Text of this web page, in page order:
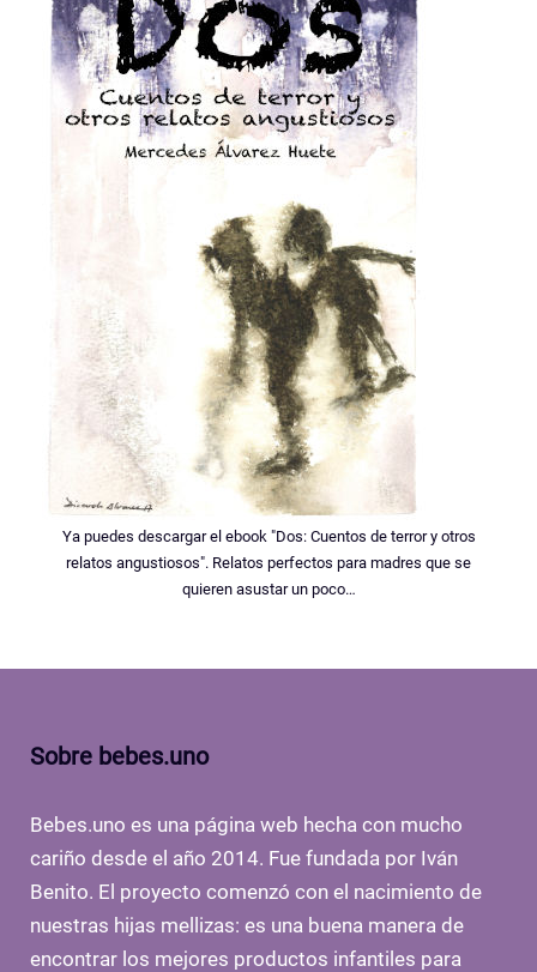
Ya puedes descargar el ebook "Dos: Cuentos de terror y otros
relatos angustiosos". Relatos perfectos para madres que se
quieren asustar un poco…
Sobre bebes.uno
Bebes.uno es una página web hecha con mucho
cariño desde el año 2014. Fue fundada por Iván
Benito. El proyecto comenzó con el nacimiento de
nuestras hijas mellizas: es una buena manera de
encontrar los mejores productos infantiles para